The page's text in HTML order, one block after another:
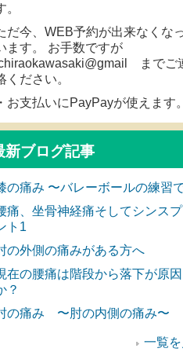
。
だ今、WEB予約が出来なくな
ます。 お手数ですが
までご
ください。
・お支払いにPayPayが使えます
新ブログ記事
の痛み 〜バレーボールの練習
痛、坐骨神経痛そしてシンス
ト1
の外側の痛みがある方へ
在の腰痛は階段から落下が原因
？
の痛み 〜肘の内側の痛み〜
一覧